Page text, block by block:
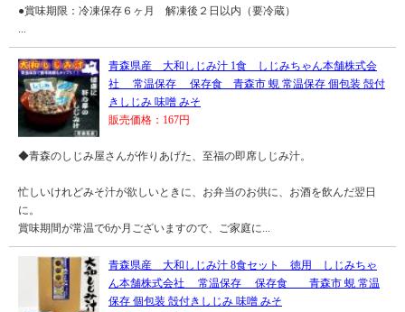
●賞味期限：冷凍保存６ヶ月 解凍後２日以内（要冷蔵）
...
青森県産 大和しじみ汁 1食 しじみちゃん本舗株式会
社 常温保存 保存食 青森市 蜆 常温保存 個包装 殻付
きしじみ 味噌 みそ
販売価格：167円
◆青森のしじみ屋さんが作りあげた、至福の即席しじみ汁。
忙しいけれどみそ汁が欲しいときに、お弁当のお供に、お酒を飲んだ翌日
に。
賞味期間が常温で6か月ございますので、ご家庭に...
青森県産 大和しじみ汁 8食セット 徳用 しじみちゃ
ん本舗株式会社 常温保存 保存食 青森市 蜆 常温
保存 個包装 殻付きしじみ 味噌 みそ